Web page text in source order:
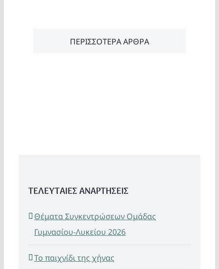
ΠΕΡΙΣΣΟΤΕΡΑ ΑΡΘΡΑ
ΤΕΛΕΥΤΑΙΕΣ ΑΝΑΡΤΗΣΕΙΣ
Θέματα Συγκεντρώσεων Ομάδας
Γυμνασίου-Λυκείου 2026
Το παιχνίδι της χήνας